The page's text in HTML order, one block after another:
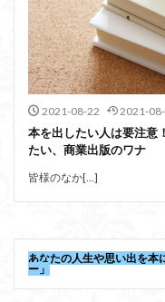
2021-08-22 2021-
本を出したい人は要注意
たい、商業出版のワナ
皆様のなか[…]
あなたの人生や思い出を本
ー」